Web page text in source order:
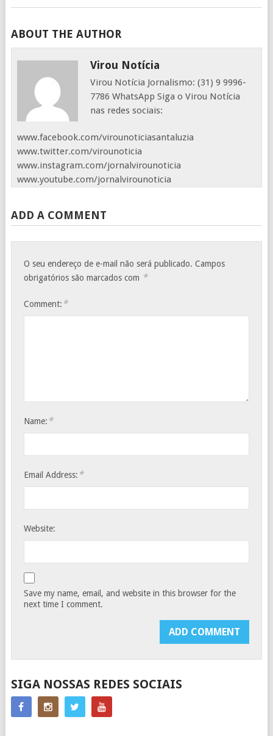
ABOUT THE AUTHOR
Virou Notícia
Virou Notícia Jornalismo: (31) 9 9996-
7786 WhatsApp Siga o Virou Notícia
nas redes sociais:
www.facebook.com/virounoticiasantaluzia
www.twitter.com/virounoticia
www.instagram.com/jornalvirounoticia
www.youtube.com/jornalvirounoticia
ADD A COMMENT
O seu endereço de e-mail não será publicado. Campos
obrigatórios são marcados com *
Comment: *
Name: *
Email Address: *
Website:
Save my name, email, and website in this browser for the
next time I comment.
SIGA NOSSAS REDES SOCIAIS